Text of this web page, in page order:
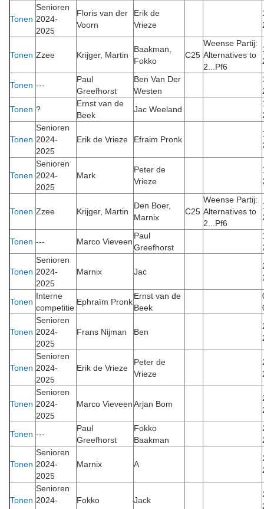
Tonen
Senioren
2024-
2025
Floris van der
Voorn
Erik de
Vrieze
Tonen Zzee Krijger, Martin
Baakman,
Fokko
C25
Weense Partij:
Alternatives to
2...Pf6
Tonen ---
Paul
Greefhorst
Ben Van Der
Westen
Tonen ?
Ernst van de
Beek
Jac Weeland
Tonen
Senioren
2024-
2025
Erik de Vrieze Efraim Pronk
Tonen
Senioren
2024-
2025
Mark
Peter de
Vrieze
Tonen Zzee Krijger, Martin
Den Boer,
Marnix
C25
Weense Partij:
Alternatives to
2...Pf6
Tonen --- Marco Vieveen
Paul
Greefhorst
Tonen
Senioren
2024-
2025
Marnix Jac
Tonen
Interne
competitie
Ephraïm Pronk
Ernst van de
Beek
Tonen
Senioren
2024-
2025
Frans Nijman Ben
Tonen
Senioren
2024-
2025
Erik de Vrieze
Peter de
Vrieze
Tonen
Senioren
2024-
2025
Marco VieveenArjan Bom
Tonen ---
Paul
Greefhorst
Fokko
Baakman
Tonen
Senioren
2024-
2025
Marnix A
Tonen
Senioren
2024-
Fokko Jack